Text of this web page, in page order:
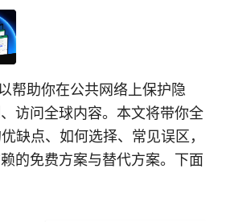
帮助你在公共网络上保护隐
访问全球内容。本文将带你全
缺点、如何选择、常见误区，
的免费方案与替代方案。下面